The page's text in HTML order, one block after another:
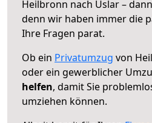
Heilbronn nach Uslar –
denn wir haben immer die
Ihre Fragen parat.
Ob ein Privatumzug von
oder ein gewerblicher
helfen, damit Sie
umziehen können.